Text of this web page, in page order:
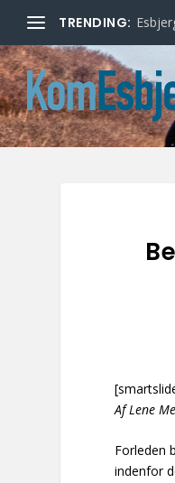
TRENDING:
Af Lene
Forleden
indenfor